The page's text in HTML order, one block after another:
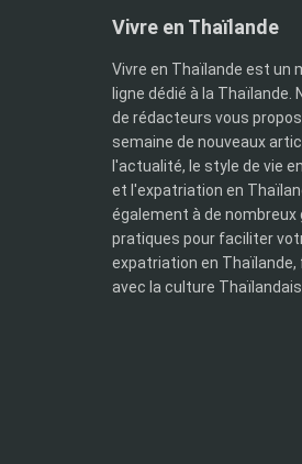
Vivre en Thaïlande
Vivre en Thaïlande est un
ligne dédié à la Thaïlande.
de rédacteurs vous
semaine de nouveaux
l'actualité, le style de vie
et l'expatriation en
également à de nombreux
pratiques pour faciliter
expatriation en
avec la culture